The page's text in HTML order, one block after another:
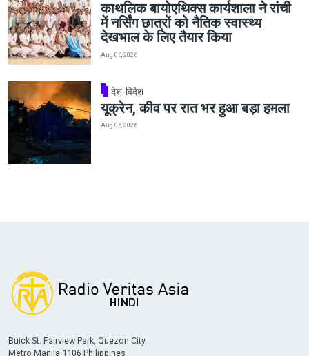
काथलिक बायोएथिक्स कार्यशाला ने रांची
में नर्सिंग छात्रों को नैतिक स्वास्थ्य
देखभाल के लिए तैयार किया
Aug 06, 2026
देश-विदेश
यूक्रेन, कीव पर रात भर हुआ बड़ा हमला
Aug 06, 2026
Buick St. Fairview Park, Quezon City
Metro Manila 1106 Philippines